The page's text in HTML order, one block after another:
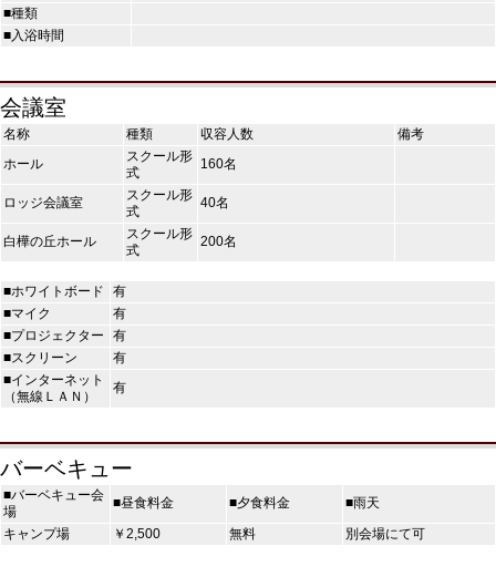
■種類
■入浴時間
会議室
名称 種類 収容人数 備考
ホール
スクール形
式
160名
ロッジ会議室
スクール形
式
40名
白樺の丘ホール
スクール形
式
200名
■ホワイトボード
有
■マイク
有
■プロジェクター
有
■スクリーン
有
■インターネット
（無線ＬＡＮ）
有
バーベキュー
■バーベキュー会
場
■昼食料金 ■夕食料金 ■雨天
キャンプ場 ￥2,500 無料 別会場にて可